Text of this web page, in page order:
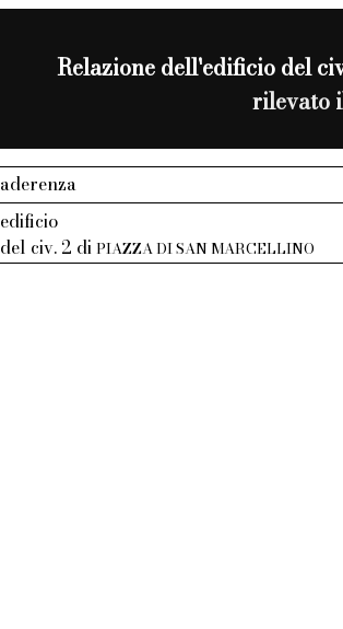
Relazione dell'edificio del
rilevato
aderenza
edificio
del civ. 2 diPIAZZA DI SAN MARCELLINO